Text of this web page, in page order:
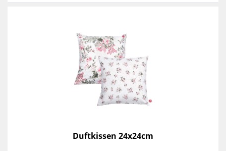
Duftkissen 24x24cm